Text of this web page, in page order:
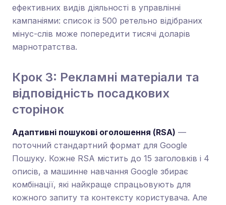
ефективних видів діяльності в управлінні
кампаніями: список із 500 ретельно відібраних
мінус-слів може попередити тисячі доларів
марнотратства.
Крок 3: Рекламні матеріали та
відповідність посадкових
сторінок
Адаптивні пошукові оголошення (RSA) —
поточний стандартний формат для Google
Пошуку. Кожне RSA містить до 15 заголовків і 4
описів, а машинне навчання Google збирає
комбінації, які найкраще спрацьовують для
кожного запиту та контексту користувача. Але